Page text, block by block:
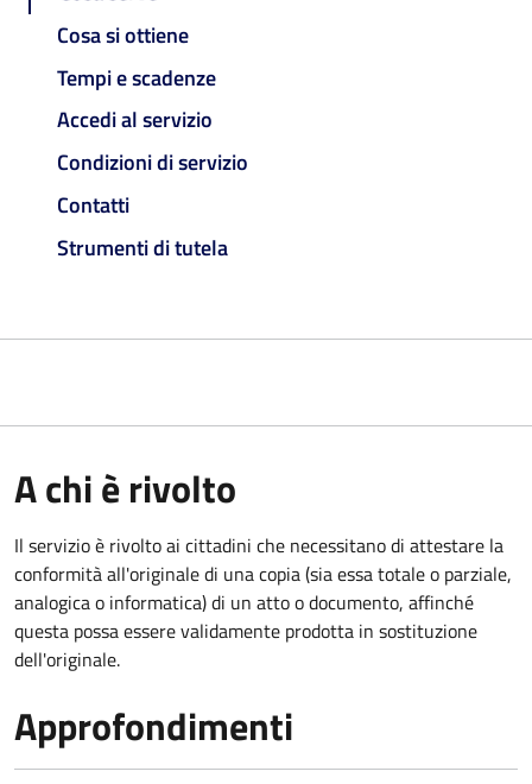
Cosa si ottiene
Tempi e scadenze
Accedi al servizio
Condizioni di servizio
Contatti
Strumenti di tutela
A chi è rivolto
Il servizio è rivolto ai cittadini che necessitano di attestare la
conformità all'originale di una copia (sia essa totale o parziale,
analogica o informatica) di un atto o documento, affinché
questa possa essere validamente prodotta in sostituzione
dell'originale.
Approfondimenti